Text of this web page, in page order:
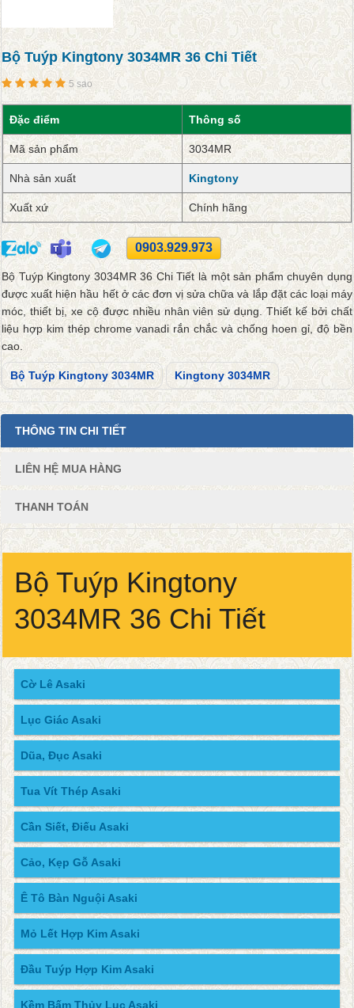
Bộ Tuýp Kingtony 3034MR 36 Chi Tiết
5 sao
Đặc điểm Thông số
Mã sản phẩm 3034MR
Nhà sản xuất Kingtony
Xuất xứ Chính hãng
0903.929.973
Bộ Tuýp Kingtony 3034MR 36 Chi Tiết là một sản phẩm chuyên dụng
được xuất hiện hầu hết ở các đơn vị sửa chữa và lắp đặt các loại máy
móc, thiết bị, xe cộ được nhiều nhân viên sử dụng. Thiết kế bởi chất
liệu hợp kim thép chrome vanadi rắn chắc và chống hoen gỉ, độ bền
cao.
Bộ Tuýp Kingtony 3034MR Kingtony 3034MR
THÔNG TIN CHI TIẾT
LIÊN HỆ MUA HÀNG
THANH TOÁN
Bộ Tuýp Kingtony
3034MR 36 Chi Tiết
Cờ Lê Asaki
Lục Giác Asaki
Dũa, Đục Asaki
Tua Vít Thép Asaki
Cần Siết, Điếu Asaki
Cảo, Kẹp Gỗ Asaki
Ê Tô Bàn Nguội Asaki
Mỏ Lết Hợp Kim Asaki
Đầu Tuýp Hợp Kim Asaki
Kềm Bấm Thủy Lục Asaki